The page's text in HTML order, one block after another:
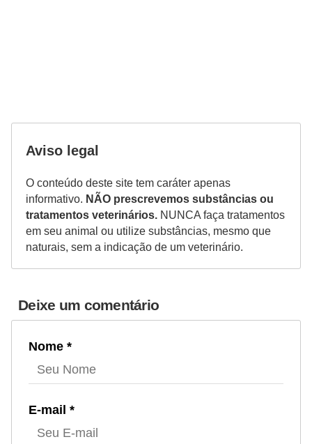
Aviso legal
O conteúdo deste site tem caráter apenas
informativo. NÃO prescrevemos substâncias ou
tratamentos veterinários. NUNCA faça tratamentos
em seu animal ou utilize substâncias, mesmo que
naturais, sem a indicação de um veterinário.
Deixe um comentário
Nome *
E-mail *
i
n
r
i
o
s
e
a
d
n